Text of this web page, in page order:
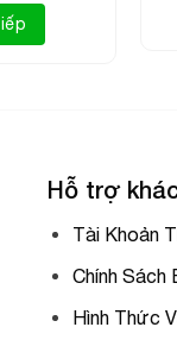
Hỗ trợ
Tài Khoản
Chính Sách
Hình Thức